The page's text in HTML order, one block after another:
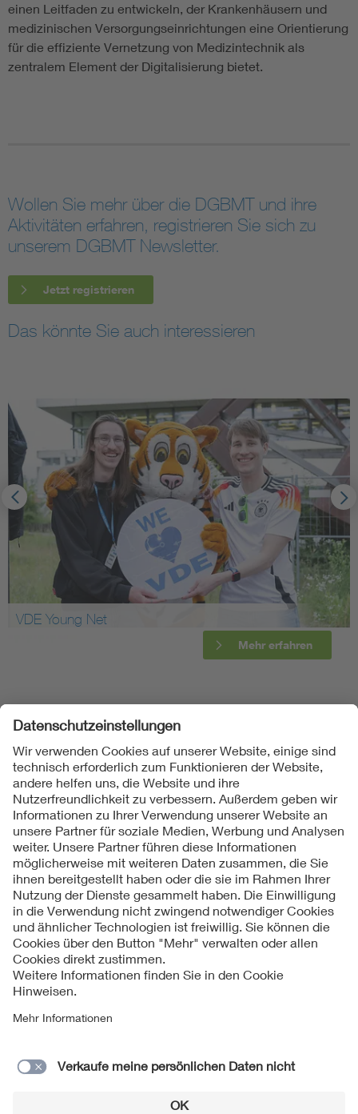
einen Leitfaden zu entwickeln, der Krankenhäusern und
medizinischen Versorgungseinrichtungen eine Orientierung
für die effiziente Vernetzung von Medizintechnik als
zentralem Element der Digitalisierung bietet.
Wollen Sie mehr über die DGBMT und ihre
Aktivitäten erfahren, registrieren Sie sich zu
unserem DGBMT Newsletter.
Jetzt registrieren
Das könnte Sie auch interessieren
VDE Young Net
Mehr erfahren
Folgen Sie uns
Kontakte
Service
Impressum
Datenschutzinformationen
Cookie Hinweise
Lieferantenportal
© 2026 VDE Verband der Elektrotechnik Elektronik